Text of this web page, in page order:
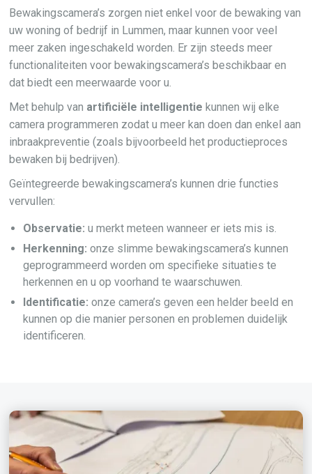
Bewakingscamera’s zorgen niet enkel voor de bewaking van
uw woning of bedrijf in Lummen, maar kunnen voor veel
meer zaken ingeschakeld worden. Er zijn steeds meer
functionaliteiten voor bewakingscamera’s beschikbaar en
dat biedt een meerwaarde voor u.
Met behulp van artificiële intelligentie kunnen wij elke
camera programmeren zodat u meer kan doen dan enkel aan
inbraakpreventie (zoals bijvoorbeeld het productieproces
bewaken bij bedrijven).
Geïntegreerde bewakingscamera’s kunnen drie functies
vervullen:
Observatie: u merkt meteen wanneer er iets mis is.
Herkenning: onze slimme bewakingscamera’s kunnen
geprogrammeerd worden om specifieke situaties te
herkennen en u op voorhand te waarschuwen.
Identificatie: onze camera’s geven een helder beeld en
kunnen op die manier personen en problemen duidelijk
identificeren.